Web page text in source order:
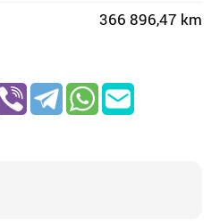
366 896,47 km